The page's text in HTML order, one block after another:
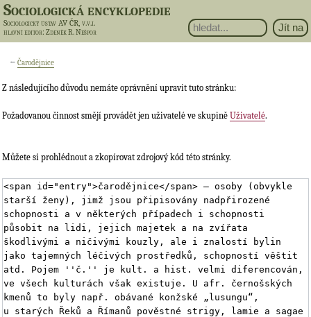
Sociologická encyklopedie
Sociologický ústav AV ČR, v.v.i.
hlavní editor: Zdeněk R. Nešpor
←Čarodějnice
Z následujícího důvodu nemáte oprávnění upravit tuto stránku:
Požadovanou činnost smějí provádět jen uživatelé ve skupině Uživatelé.
Můžete si prohlédnout a zkopírovat zdrojový kód této stránky.